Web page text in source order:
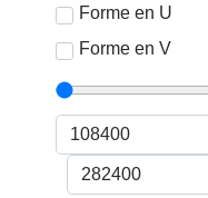
Forme en U
Forme en V